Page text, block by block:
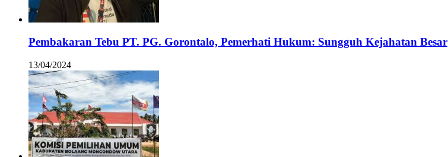
Pembakaran Tebu PT. PG. Gorontalo, Pemerhati Hukum: Sungguh Kejahatan Besar
13/04/2024